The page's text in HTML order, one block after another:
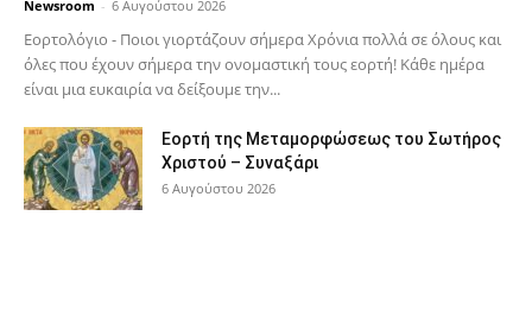
Newsroom - 6 Αυγούστου 2026
Εορτολόγιο - Ποιοι γιορτάζουν σήμερα Χρόνια πολλά σε όλους και
όλες που έχουν σήμερα την ονομαστική τους εορτή! Κάθε ημέρα
είναι μια ευκαιρία να δείξουμε την...
Εορτή της Μεταμορφώσεως του Σωτήρος
Χριστού – Συναξάρι
6 Αυγούστου 2026